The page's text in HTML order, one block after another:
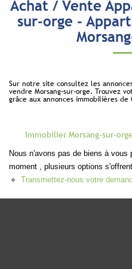
Notre
Nous
Sélectionnez...
Type de bien
Achat / Vente
sur-orge -
Sur notre site consultez les
vendre Morsang-sur-orge. Trouvez
grâce aux annonces immobilières de
Immobilier Morsang-sur-orge
Nous n'avons pas de biens à vous
moment , plusieurs options
Transmettez-nous votre